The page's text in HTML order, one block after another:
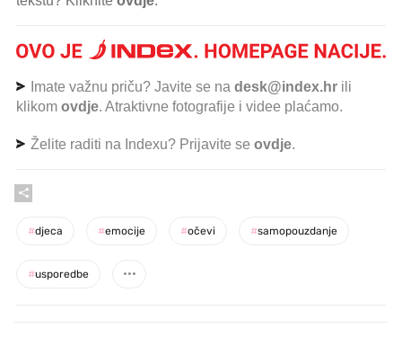
Imate važnu priču? Javite se na desk@index.hr ili
klikom ovdje. Atraktivne fotografije i videe plaćamo.
Želite raditi na Indexu? Prijavite se ovdje.
#djeca #emocije #očevi #samopouzdanje
#usporedbe